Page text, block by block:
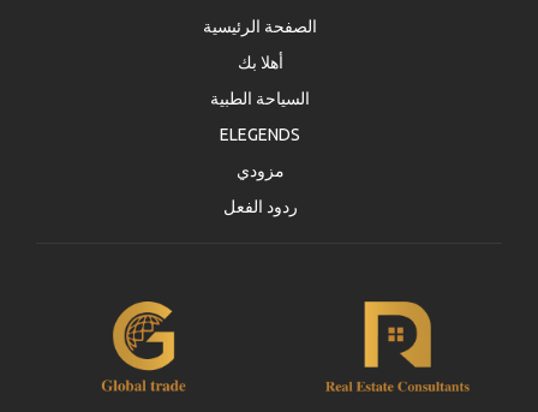
الصفحة الرئيسية
أهلا بك
السياحة الطبية
ELEGENDS
مزودي
ردود الفعل